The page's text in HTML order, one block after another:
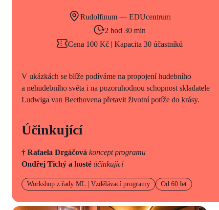
Rudolfinum — EDUcentrum
2 hod 30 min
Cena 100 Kč | Kapacita 30 účastníků
V ukázkách se blíže podíváme na propojení hudebního
a nehudebního světa i na pozoruhodnou schopnost skladatele
Ludwiga van Beethovena přetavit životní potíže do krásy.
Účinkující
† Rafaela Drgáčová koncept programu
Ondřej Tichý a hosté účinkující
Workshop z řady ML | Vzdělávací programy Od 60 let